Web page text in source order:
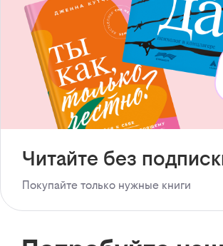
Читайте без
Покупайте только нужные книги